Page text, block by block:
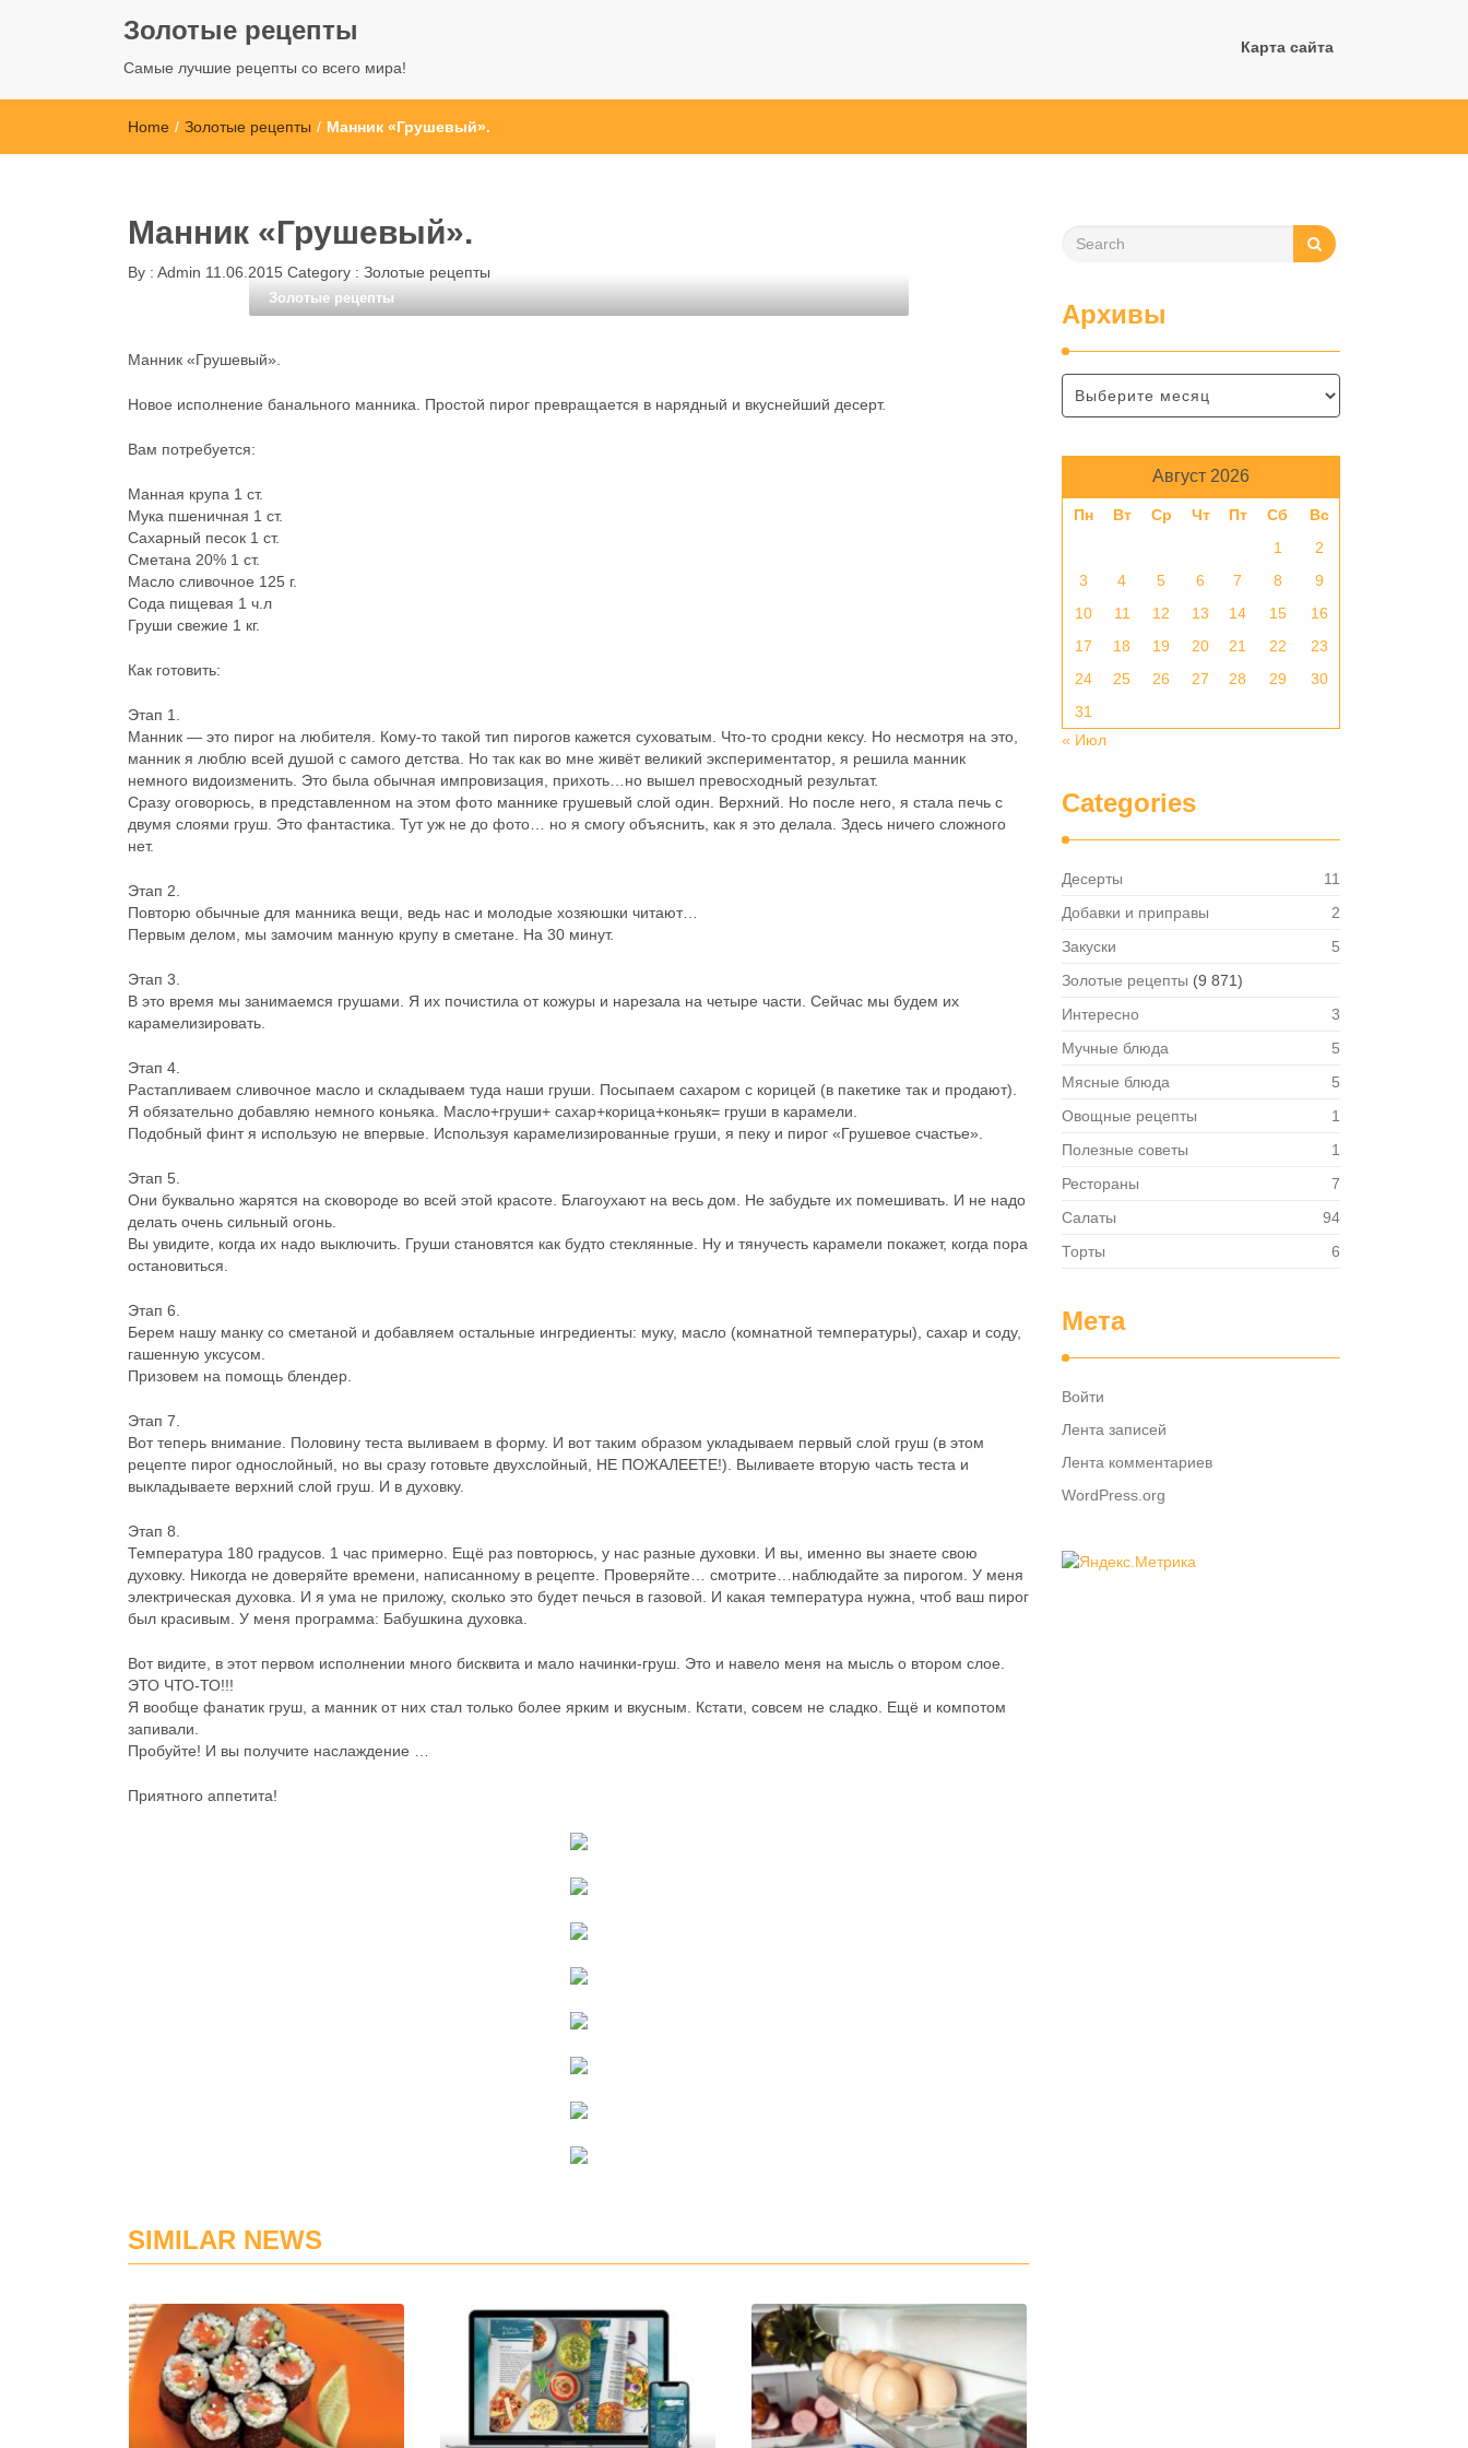
Золотые рецепты
Самые лучшие рецепты со всего мира!
Карта сайта
Home / Золотые рецепты / Манник «Грушевый».
Манник «Грушевый».
By : Admin 11.06.2015 Category : Золотые рецепты
Золотые рецепты
Манник «Грушевый».
Новое исполнение банального манника. Простой пирог превращается в нарядный и вкуснейший десерт.
Вам потребуется:
Манная крупа 1 ст.
Мука пшеничная 1 ст.
Сахарный песок 1 ст.
Сметана 20% 1 ст.
Масло сливочное 125 г.
Сода пищевая 1 ч.л
Груши свежие 1 кг.
Как готовить:
Этап 1.
Манник — это пирог на любителя. Кому-то такой тип пирогов кажется суховатым. Что-то сродни кексу. Но несмотря на это,
манник я люблю всей душой с самого детства. Но так как во мне живёт великий экспериментатор, я решила манник
немного видоизменить. Это была обычная импровизация, прихоть…но вышел превосходный результат.
Сразу оговорюсь, в представленном на этом фото маннике грушевый слой один. Верхний. Но после него, я стала печь с
двумя слоями груш. Это фантастика. Тут уж не до фото… но я смогу объяснить, как я это делала. Здесь ничего сложного
нет.
Этап 2.
Повторю обычные для манника вещи, ведь нас и молодые хозяюшки читают…
Первым делом, мы замочим манную крупу в сметане. На 30 минут.
Этап 3.
В это время мы занимаемся грушами. Я их почистила от кожуры и нарезала на четыре части. Сейчас мы будем их
карамелизировать.
Этап 4.
Растапливаем сливочное масло и складываем туда наши груши. Посыпаем сахаром с корицей (в пакетике так и продают).
Я обязательно добавляю немного коньяка. Масло+груши+ сахар+корица+коньяк= груши в карамели.
Подобный финт я использую не впервые. Используя карамелизированные груши, я пеку и пирог «Грушевое счастье».
Этап 5.
Они буквально жарятся на сковороде во всей этой красоте. Благоухают на весь дом. Не забудьте их помешивать. И не надо
делать очень сильный огонь.
Вы увидите, когда их надо выключить. Груши становятся как будто стеклянные. Ну и тянучесть карамели покажет, когда пора
остановиться.
Этап 6.
Берем нашу манку со сметаной и добавляем остальные ингредиенты: муку, масло (комнатной температуры), сахар и соду,
гашенную уксусом.
Призовем на помощь блендер.
Этап 7.
Вот теперь внимание. Половину теста выливаем в форму. И вот таким образом укладываем первый слой груш (в этом
рецепте пирог однослойный, но вы сразу готовьте двухслойный, НЕ ПОЖАЛЕЕТЕ!). Выливаете вторую часть теста и
выкладываете верхний слой груш. И в духовку.
Этап 8.
Температура 180 градусов. 1 час примерно. Ещё раз повторюсь, у нас разные духовки. И вы, именно вы знаете свою
духовку. Никогда не доверяйте времени, написанному в рецепте. Проверяйте… смотрите…наблюдайте за пирогом. У меня
электрическая духовка. И я ума не приложу, сколько это будет печься в газовой. И какая температура нужна, чтоб ваш пирог
был красивым. У меня программа: Бабушкина духовка.
Вот видите, в этот первом исполнении много бисквита и мало начинки-груш. Это и навело меня на мысль о втором слое.
ЭТО ЧТО-ТО!!!
Я вообще фанатик груш, а манник от них стал только более ярким и вкусным. Кстати, совсем не сладко. Ещё и компотом
запивали.
Пробуйте! И вы получите наслаждение …
Приятного аппетита!
SIMILAR NEWS
Архивы
Август 2026
Пн Вт Ср Чт Пт Сб
Вс
1
2
3
4 5 6 7 8
9
10
11 12 13 14 15
16
17
18 19 20 21 22
23
24
25 26 27 28 29
30
31
« Июл
Categories
Десерты
11
Добавки и приправы
2
Закуски
5
Золотые рецепты (9 871)
Интересно
3
Мучные блюда
5
Мясные блюда
5
Овощные рецепты
1
Полезные советы
1
Рестораны
7
Салаты
94
Торты
6
Мета
Войти
Лента записей
Лента комментариев
WordPress.org